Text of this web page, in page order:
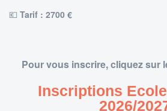
💶 Tarif : 2700 €
Pour vous inscrire, cliquez sur
Inscriptions
2026/